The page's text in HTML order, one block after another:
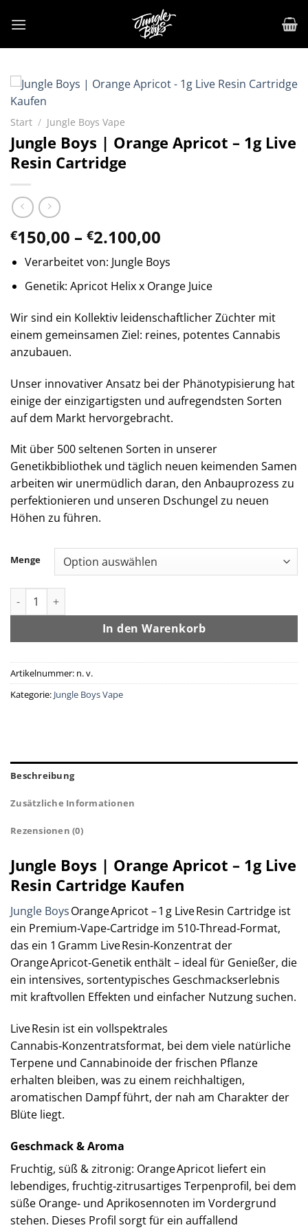
Inhalt
Start / Jungle Boys Vape
Jungle Boys | Orange Apricot – 1g Live
Resin Cartridge
€150,00 – €2.100,00
bis
€2.100,00
Verarbeitet von: Jungle Boys
Genetik: Apricot Helix x Orange Juice
Wir sind ein Kollektiv leidenschaftlicher Züchter mit
einem gemeinsamen Ziel: reines, potentes Cannabis
anzubauen.
Unser innovativer Ansatz bei der Phänotypisierung hat
einige der einzigartigsten und aufregendsten Sorten
auf dem Markt hervorgebracht.
Mit über 500 seltenen Sorten in unserer
Genetikbibliothek und täglich neuen keimenden Samen
arbeiten wir unermüdlich daran, den Anbauprozess zu
perfektionieren und unseren Dschungel zu neuen
Höhen zu führen.
Menge
Jungle Boys | Orange Apricot - 1g Live Resin Cartridge Menge
In den Warenkorb
Artikelnummer: n. v.
Kategorie: Jungle Boys Vape
Beschreibung
Zusätzliche Informationen
Rezensionen (0)
Jungle Boys | Orange Apricot – 1g Live
Resin Cartridge Kaufen
Jungle BoysOrange Apricot – 1 g Live Resin Cartridge ist
ein Premium‑Vape‑Cartridge im 510‑Thread‑Format,
das ein 1 Gramm Live Resin‑Konzentrat der
Orange Apricot‑Genetik enthält – ideal für Genießer, die
ein intensives, sortentypisches Geschmackserlebnis
mit kraftvollen Effekten und einfacher Nutzung suchen.
Live Resin ist ein vollspektrales
Cannabis‑Konzentratsformat, bei dem viele natürliche
Terpene und Cannabinoide der frischen Pflanze
erhalten bleiben, was zu einem reichhaltigen,
aromatischen Dampf führt, der nah am Charakter der
Blüte liegt.
Geschmack & Aroma
Fruchtig, süß & zitronig: Orange Apricot liefert ein
lebendiges, fruchtig‑zitrusartiges Terpenprofil, bei dem
süße Orange‑ und Aprikosennoten im Vordergrund
stehen. Dieses Profil sorgt für ein auffallend